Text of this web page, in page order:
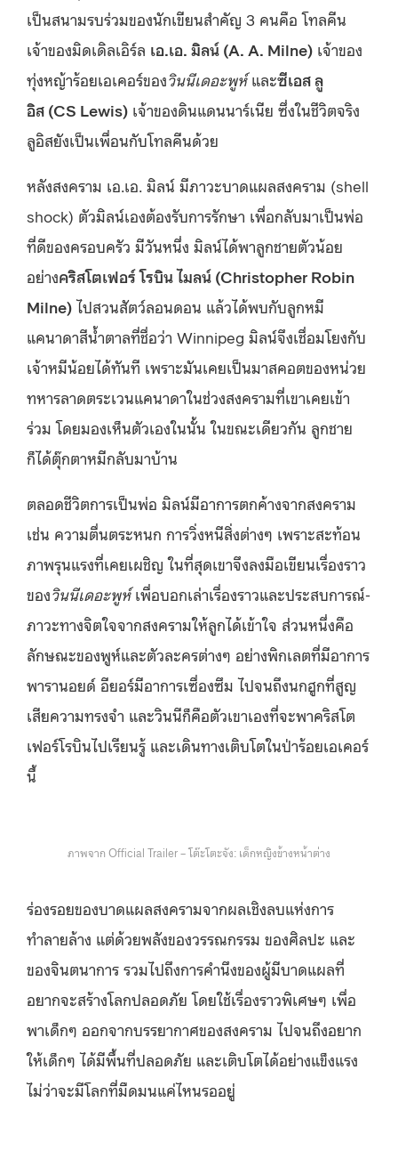
เป็นสนามรบร่วมของนักเขียนสำคัญ 3 คนคือ โทลคีน
เจ้าของมิดเดิลเอิร์ล เอ.เอ. มิลน์ (A. A. Milne) เจ้าของ
ทุ่งหญ้าร้อยเอเคอร์ของวินนีเดอะพูห์และซีเอส ลู
อิส (CS Lewis) เจ้าของดินแดนนาร์เนีย ซึ่งในชีวิตจริง
ลูอิสยังเป็นเพื่อนกับโทลคีนด้วย
หลังสงคราม เอ.เอ. มิลน์ มีภาวะบาดแผลสงคราม (shell
shock) ตัวมิลน์เองต้องรับการรักษา เพื่อกลับมาเป็นพ่อ
ที่ดีของครอบครัว มีวันหนึ่ง มิลน์ได้พาลูกชายตัวน้อย
อย่างคริสโตเฟอร์ โรบิน ไมลน์ (Christopher Robin
Milne)ไปสวนสัตว์ลอนดอน แล้วได้พบกับลูกหมี
แคนาดาสีน้ำตาลที่ชื่อว่า Winnipeg มิลน์จึงเชื่อมโยงกับ
เจ้าหมีน้อยได้ทันที เพราะมันเคยเป็นมาสคอตของหน่วย
ทหารลาดตระเวนแคนาดาในช่วงสงครามที่เขาเคยเข้า
ร่วม โดยมองเห็นตัวเองในนั้น ในขณะเดียวกัน ลูกชาย
ก็ได้ตุ๊กตาหมีกลับมาบ้าน
ตลอดชีวิตการเป็นพ่อ มิลน์มีอาการตกค้างจากสงคราม
เช่น ความตื่นตระหนก การวิ่งหนีสิ่งต่างๆ เพราะสะท้อน
ภาพรุนแรงที่เคยเผชิญ ในที่สุดเขาจึงลงมือเขียนเรื่องราว
ของวินนีเดอะพูห์เพื่อบอกเล่าเรื่องราวและประสบการณ์-
ภาวะทางจิตใจจากสงครามให้ลูกได้เข้าใจ ส่วนหนึ่งคือ
ลักษณะของพูห์และตัวละครต่างๆ อย่างพิกเลตที่มีอาการ
พารานอยด์ อียอร์มีอาการเซื่องซึม ไปจนถึงนกฮูกที่สูญ
เสียความทรงจำ และวินนีก็คือตัวเขาเองที่จะพาคริสโต
เฟอร์โรบินไปเรียนรู้ และเดินทางเติบโตในป่าร้อยเอเคอร์
นี้
ภาพจาก Official Trailer – โต๊ะโตะจัง: เด็กหญิงข้างหน้าต่าง
ร่องรอยของบาดแผลสงครามจากผลเชิงลบแห่งการ
ทำลายล้าง แต่ด้วยพลังของวรรณกรรม ของศิลปะ และ
ของจินตนาการ รวมไปถึงการคำนึงของผู้มีบาดแผลที่
อยากจะสร้างโลกปลอดภัย โดยใช้เรื่องราวพิเศษๆ เพื่อ
พาเด็กๆ ออกจากบรรยากาศของสงคราม ไปจนถึงอยาก
ให้เด็กๆ ได้มีพื้นที่ปลอดภัย และเติบโตได้อย่างแข็งแรง
ไม่ว่าจะมีโลกที่มืดมนแค่ไหนรออยู่